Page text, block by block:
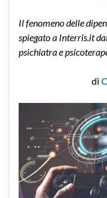
Il fenomeno delle
spiegato a Interris.it
psichiatra e
di